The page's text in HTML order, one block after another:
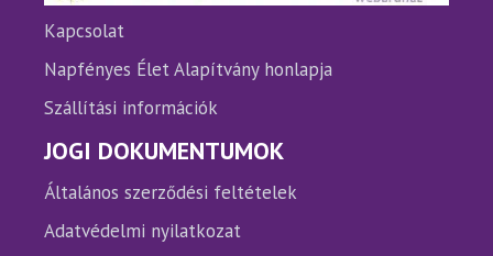
Kapcsolat
Napfényes Élet Alapítvány honlapja
Szállítási információk
JOGI DOKUMENTUMOK
Általános szerződési feltételek
Adatvédelmi nyilatkozat